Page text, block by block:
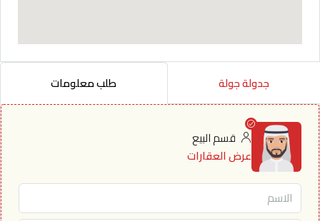
جدولة جولة طلب معلومات
قسم البيع
عرض العقارات